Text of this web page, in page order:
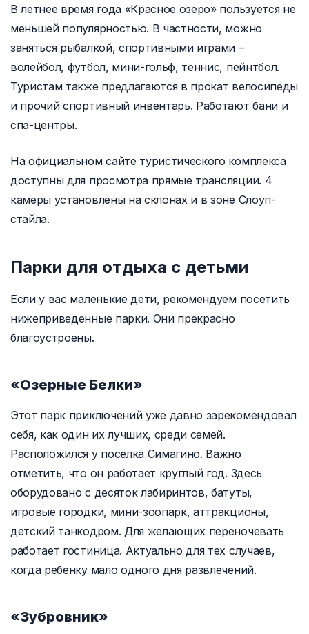
В летнее время года «Красное озеро» пользуется не
меньшей популярностью. В частности, можно
заняться рыбалкой, спортивными играми –
волейбол, футбол, мини-гольф, теннис, пейнтбол.
Туристам также предлагаются в прокат велосипеды
и прочий спортивный инвентарь. Работают бани и
спа-центры.
На официальном сайте туристического комплекса
доступны для просмотра прямые трансляции. 4
камеры установлены на склонах и в зоне Слоуп-
стайла.
Парки для отдыха с детьми
Если у вас маленькие дети, рекомендуем посетить
нижеприведенные парки. Они прекрасно
благоустроены.
«Озерные Белки»
Этот парк приключений уже давно зарекомендовал
себя, как один их лучших, среди семей.
Расположился у посёлка Симагино. Важно
отметить, что он работает круглый год. Здесь
оборудовано с десяток лабиринтов, батуты,
игровые городки, мини-зоопарк, аттракционы,
детский танкодром. Для желающих переночевать
работает гостиница. Актуально для тех случаев,
когда ребенку мало одного дня развлечений.
«Зубровник»